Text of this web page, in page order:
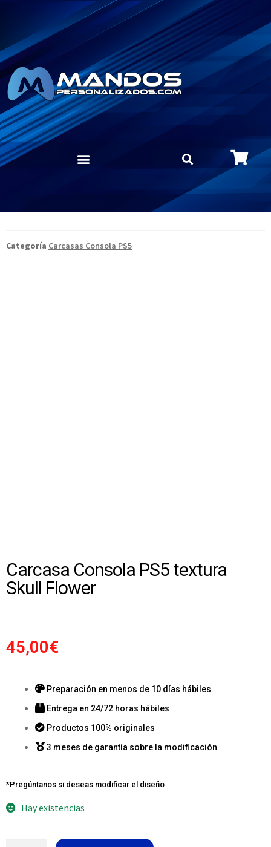
Categoría Carcasas Consola PS5
Carcasa Consola PS5 textura
Skull Flower
45,00€
Preparación en menos de 10 días hábiles
Entrega en 24/72 horas hábiles
Productos 100% originales
3 meses de garantía sobre la modificación
*Pregúntanos si deseas modificar el diseño
Hay existencias